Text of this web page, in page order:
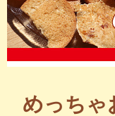
めっちゃ